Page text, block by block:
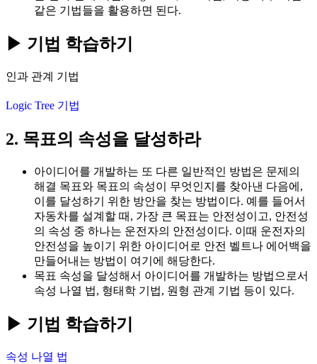
같은 기법들을 활용하면 된다.
▶ 기법 학습하기
인과 관계 기법
Logic Tree 기법
2. 목표의 속성을 달성하라
아이디어를 개발하는 또 다른 일반적인 방법은 문제의
해결 목표와 목표의 속성이 무엇인지를 찾아낸 다음에,
이를 달성하기 위한 방안을 찾는 방법이다. 예를 들어서
자동차를 설계할 때, 가장 큰 목표는 안전성이고, 안전성
의 속성 중 하나는 운전자의 안전성이다. 이때 운전자의
안전성을 높이기 위한 아이디어로 안전 벨트나 에어백을
만들어내는 방법이 여기에 해당한다.
목표 속성을 달성해서 아이디어를 개발하는 방법으로서
속성 나열 법, 형태학 기법, 원형 관계 기법 등이 있다.
▶ 기법 학습하기
속성 나열 법